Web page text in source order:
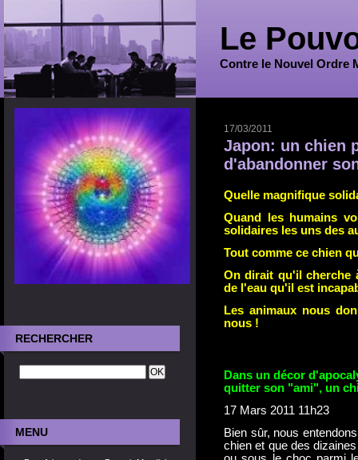
Le
Contre le Nouvel Ordre
RECHERCHER
MENU
17/03/2011
Japon: un chien
d'abandonner
Quelle magnifique
Quand les humains
solidaires les uns des
Tout comme ce chien
On dirait qu'il cherche
de l'eau qu'il est
Les animaux nous
nous !
Dans un décor
quitter son "ami", un
17 Mars 2011 11h23
Bien sûr, nous
chien et que des